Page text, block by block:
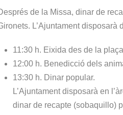
de la Missa, dinar de
L’Ajuntament
11:30 h. Eixida des de la
12:00 h. Benedicció dels
13:30 h. Dinar popular.
L’Ajuntament disposarà en
dinar de recapte (sobaquillo)